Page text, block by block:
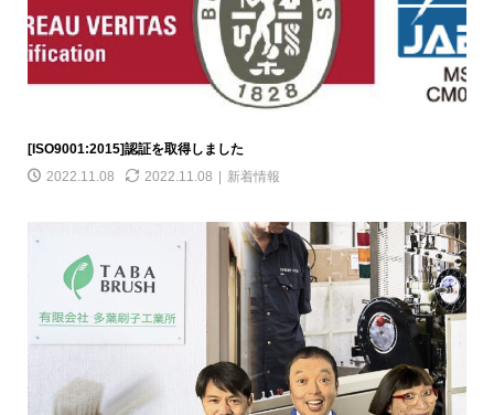
[ISO9001:2015]認証を取得しました
2022.11.08
2022.11.08 新着情報